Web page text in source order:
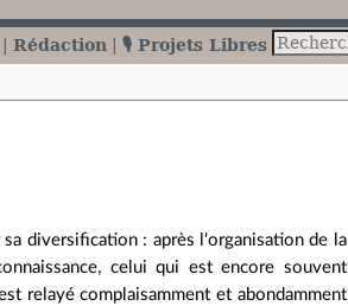
Rédaction 🎙️ Projets Libres
diversification : après l'organisation de la
celui qui est encore souvent
relayé complaisamment et abondamment